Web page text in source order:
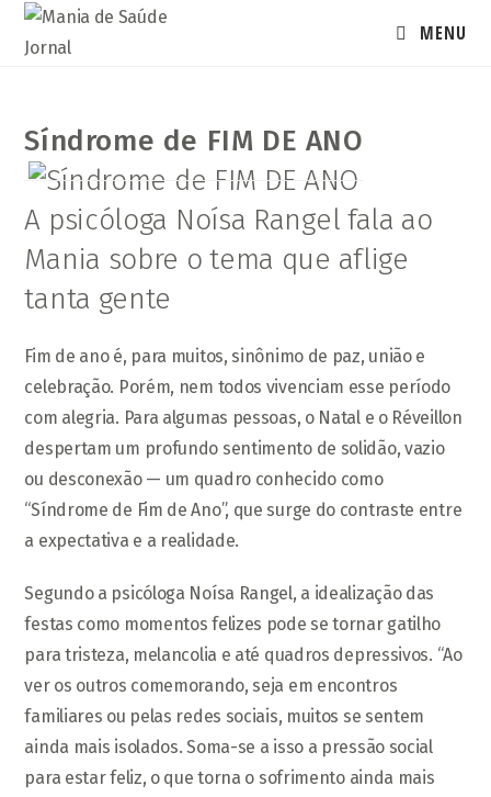
para
MENU
Síndrome de FIM DE ANO
A psicóloga Noísa Rangel fala ao
Mania sobre o tema que aflige
tanta gente
Fim de ano é, para muitos, sinônimo de paz, união e
celebração. Porém, nem todos vivenciam esse período
com alegria. Para algumas pessoas, o Natal e o Réveillon
despertam um profundo sentimento de solidão, vazio
ou desconexão — um quadro conhecido como
“Síndrome de Fim de Ano”, que surge do contraste entre
a expectativa e a realidade.
Segundo a psicóloga Noísa Rangel, a idealização das
festas como momentos felizes pode se tornar gatilho
para tristeza, melancolia e até quadros depressivos. “Ao
ver os outros comemorando, seja em encontros
familiares ou pelas redes sociais, muitos se sentem
ainda mais isolados. Soma-se a isso a pressão social
para estar feliz, o que torna o sofrimento ainda mais